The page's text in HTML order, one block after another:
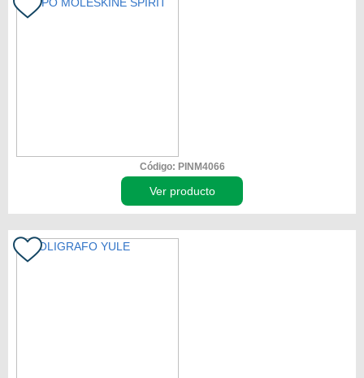
Código: PINM4066
Ver producto